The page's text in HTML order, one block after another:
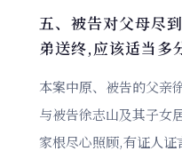
五、被告对父母尽
弟送终,应该适当多
本案中原、被告的父亲
与被告徐志山及其子女
家根尽心照顾,有证人证